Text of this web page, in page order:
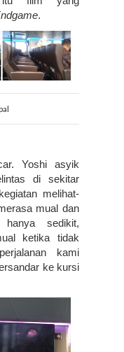
.
Yoshi asyik
di sekitar
melihat-
mual dan
hanya sedikit,
ketika tidak
kami
ke kursi